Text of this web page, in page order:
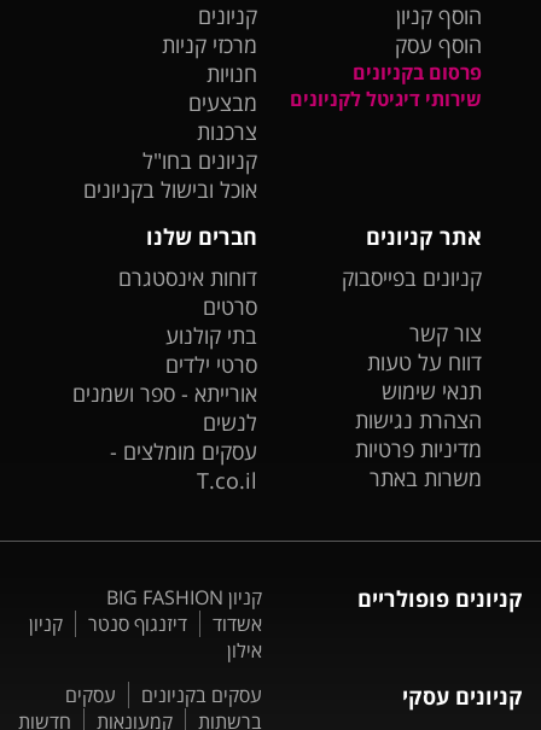
הוסף קניון
הוסף עסק
פרסום בקניונים
שירותי דיגיטל לקניונים
קניונים
מרכזי קניות
חנויות
מבצעים
צרכנות
קניונים בחו"ל
אוכל ובישול בקניונים
אתר קניונים
קניונים בפייסבוק
צור קשר
דווח על טעות
תנאי שימוש
הצהרת נגישות
מדיניות פרטיות
משרות באתר
חברים שלנו
דוחות אינסטגרם
סרטים
בתי קולנוע
סרטי ילדים
אורייתא - ספר ושמנים
לנשים
עסקים מומלצים -
T.co.il
קניונים פופולריים
קניון BIG FASHION
אשדוד
דיזנגוף סנטר
קניון
אילון
קניונים עסקי עסקים בקניונים
עסקים
ברשתות
קמעונאות חדשות